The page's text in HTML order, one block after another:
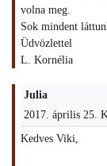
volna meg.
Sok mindent
Üdvözlettel
L. Kornélia
Julia
2017. április 25.
Kedves Viki,